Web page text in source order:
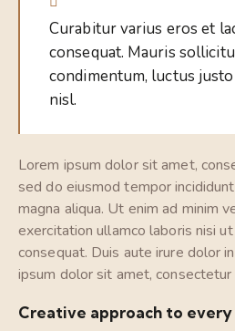
Curabitur varius eros et
consequat. Mauris
condimentum, luctus
nisl.
Lorem ipsum dolor sit amet,
sed do eiusmod tempor
magna aliqua. Ut enim ad minim
exercitation ullamco laboris nisi
consequat. Duis aute irure dolor
ipsum dolor sit amet, consectetur
Creative approach to